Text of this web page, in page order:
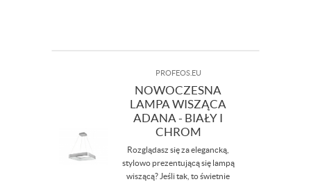
PROFEOS.EU
NOWOCZESNA
LAMPA WISZĄCA
ADANA - BIAŁY I
CHROM
Rozglądasz się za elegancką,
stylowo prezentującą się lampą
wiszącą? Jeśli tak, to świetnie